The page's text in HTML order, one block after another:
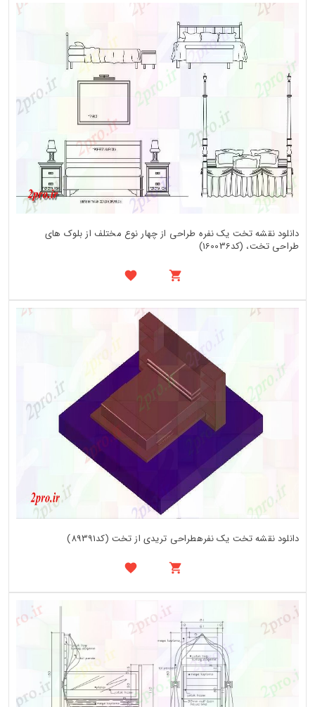
دانلود نقشه تخت یک نفره طراحی از چهار نوع مختلف از بلوک های
طراحی تخت، (کد160036)
دانلود نقشه تخت یک نفرهطراحی تریدی از تخت (کد89391)